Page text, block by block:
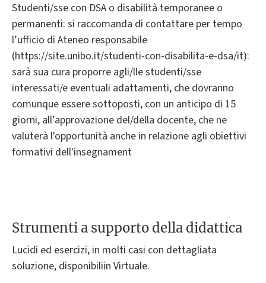
Studenti/sse con DSA o disabilità temporanee o
permanenti: si raccomanda di contattare per tempo
l’ufficio di Ateneo responsabile
(https://site.unibo.it/studenti-con-disabilita-e-dsa/it):
sarà sua cura proporre agli/lle studenti/sse
interessati/e eventuali adattamenti, che dovranno
comunque essere sottoposti, con un anticipo di 15
giorni, all’approvazione del/della docente, che ne
valuterà l'opportunità anche in relazione agli obiettivi
formativi dell'insegnament
Strumenti a supporto della didattica
Lucidi ed esercizi, in molti casi con dettagliata
soluzione, disponibiliin Virtuale.